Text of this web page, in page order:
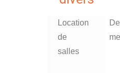
Location
de
salles